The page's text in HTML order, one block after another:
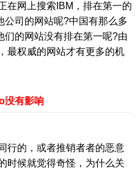
在网上搜索IBM，排在第一的
公司的网站呢?中国有那么多
们的网站没有排在第一呢?由
最权威的网站才有更多的机
有影响
的，或者推销者者的恶意
时候就觉得奇怪，为什么关